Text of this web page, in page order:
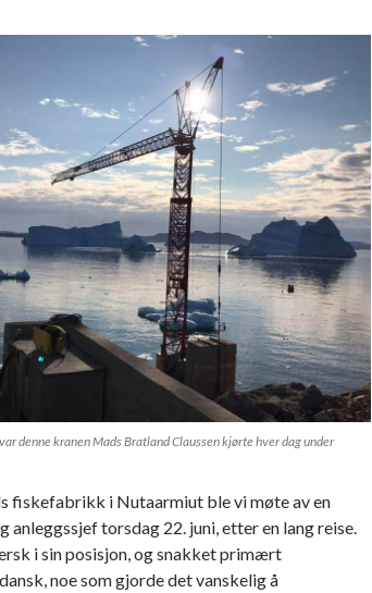
denne kranen Mads Bratland Claussen kjørte hver dag under
fiskefabrikk i Nutaarmiut ble vi møte av en
anleggssjef torsdag 22. juni, etter en lang reise.
i sin posisjon, og snakket primært
noe som gjorde det vanskelig å